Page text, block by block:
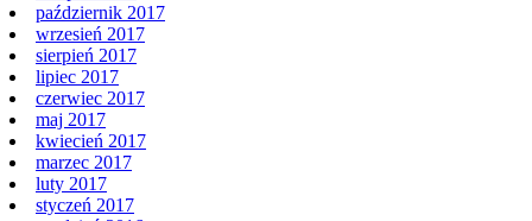
październik 2017
wrzesień 2017
sierpień 2017
lipiec 2017
czerwiec 2017
maj 2017
kwiecień 2017
marzec 2017
luty 2017
styczeń 2017